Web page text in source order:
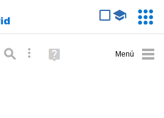
Búsqueda avanzada
Ayuda
(en